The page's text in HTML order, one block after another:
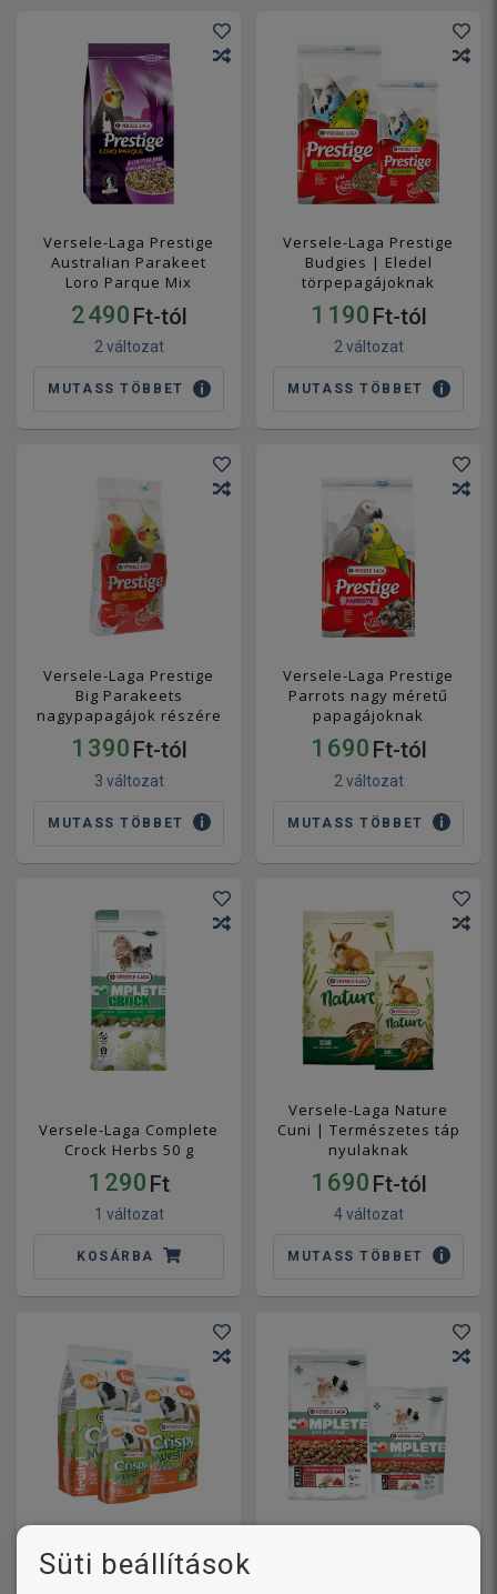
Versele-Laga Prestige
Australian Parakeet
Loro Parque Mix
2 490 Ft-tól
2 változat
MUTASS TÖBBET
Versele-Laga Prestige
Budgies | Eledel
törpepagájoknak
1 190 Ft-tól
2 változat
MUTASS TÖBBET
Versele-Laga Prestige
Big Parakeets
nagypapagájok részére
1 390 Ft-tól
3 változat
MUTASS TÖBBET
Versele-Laga Prestige
Parrots nagy méretű
papagájoknak
1 690 Ft-tól
2 változat
MUTASS TÖBBET
Versele-Laga Complete
Crock Herbs 50 g
1 290 Ft
1 változat
KOSÁRBA
Versele-Laga Nature
Cuni | Természetes táp
nyulaknak
1 690 Ft-tól
4 változat
MUTASS TÖBBET
Muesli Guinea Pigs
Süti beállítások